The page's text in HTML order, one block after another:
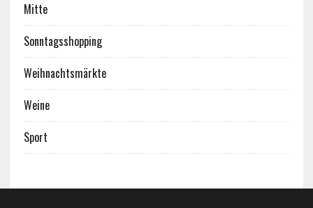
Mitte
Sonntagsshopping
Weihnachtsmärkte
Weine
Sport